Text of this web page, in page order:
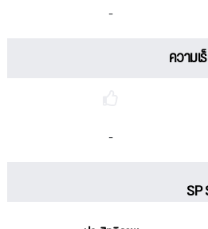
-
ความเ
-
SP